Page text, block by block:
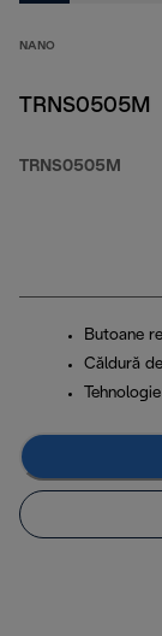
NANO
TRNS0505M
TRNS0505M
Butoane
Căldură